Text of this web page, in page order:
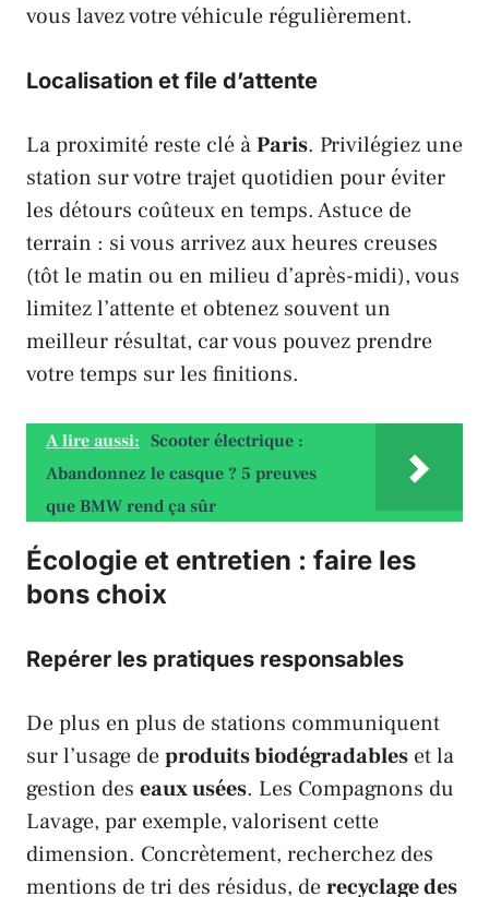
vous lavez votre véhicule régulièrement.
Localisation et file d’attente
La proximité reste clé àParis. Privilégiez une
station sur votre trajet quotidien pour éviter
les détours coûteux en temps. Astuce de
terrain : si vous arrivez aux heures creuses
(tôt le matin ou en milieu d’après-midi), vous
limitez l’attente et obtenez souvent un
meilleur résultat, car vous pouvez prendre
votre temps sur les finitions.
A lire aussi: Scooter électrique :
Abandonnez le casque ? 5 preuves
que BMW rend ça sûr
Écologie et entretien : faire les
bons choix
Repérer les pratiques responsables
De plus en plus de stations communiquent
sur l’usage deproduits biodégradables et la
gestion des eaux usées. Les Compagnons du
Lavage, par exemple, valorisent cette
dimension. Concrètement, recherchez des
mentions de tri des résidus, derecyclage des